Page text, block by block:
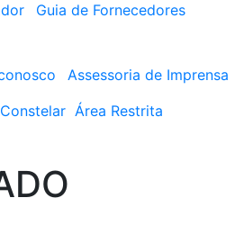
Guia de Fornecedores
Assessoria de Imprensa
Constelar Área Restrita